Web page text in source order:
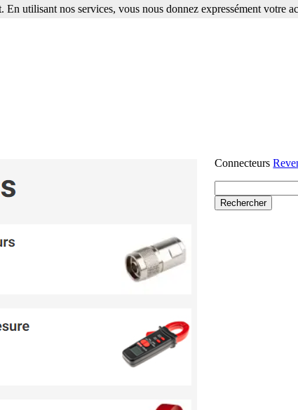
Connecteurs
utilisant nos services, vous nous donnez expressément votre